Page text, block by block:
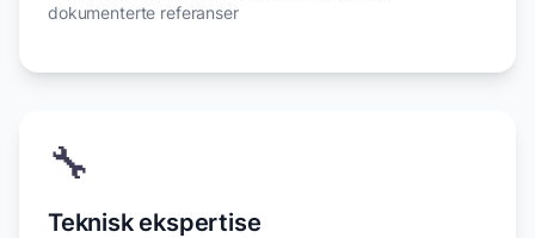
dokumenterte referanser
🔧
Teknisk ekspertise